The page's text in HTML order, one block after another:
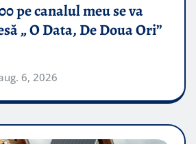
pe canalul meu se va
„ O Data, De Doua Ori”
6, 2026